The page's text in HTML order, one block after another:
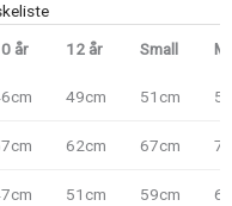
år 12 år Small
49cm 51cm
62cm 67cm
51cm 59cm